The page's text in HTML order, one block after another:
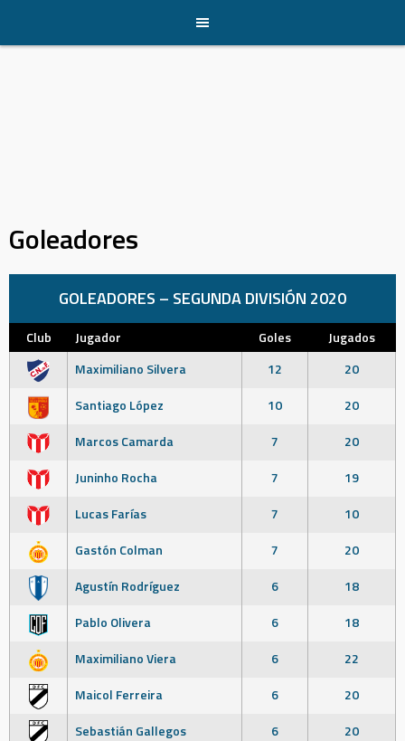
content
Goleadores
GOLEADORES – SEGUNDA DIVISIÓN 2020
Club Jugador Goles
Jugados
Maximiliano Silvera
12
20
Santiago López
10
20
Marcos Camarda
7
20
Juninho Rocha
7
19
Lucas Farías
7
10
Gastón Colman
7
20
Agustín Rodríguez
6
18
Pablo Olivera
6
18
Maximiliano Viera
6
22
Maicol Ferreira
6
20
Sebastián Gallegos
6
20